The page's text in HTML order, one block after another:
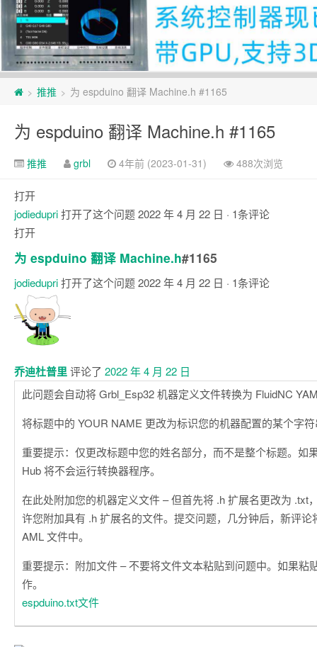
> 推推 > 为 espduino 翻译 Machine.h #1165
为 espduino 翻译 Machine.h #1165
推推 grbl 4年前 (2023-01-31) 488次浏览
打开
jodiedupri打开了这个问题2022 年 4 月 22 日 · 1条评论
打开
为 espduino 翻译 Machine.h#1165
jodiedupri打开了这个问题2022 年 4 月 22 日 · 1条评论
注
乔迪杜普里评论了 2022 年 4 月 22 日
此问题会自动将 Grbl_Esp32 机器定义文件转换为 FluidNC
将标题中的 YOUR NAME 更改为标识您的机器配置的某个字
重要提示：仅更改标题中您的姓名部分，而不是整个标题。如
Hub 将不会运行转换器程序。
在此处附加您的机器定义文件 – 但首先将 .h 扩展名更改为 .txt
许您附加具有 .h 扩展名的文件。提交问题，几分钟后，新评论
AML 文件中。
重要提示：附加文件 – 不要将文件文本粘贴到问题中。如果粘
作。
espduino.txt文件